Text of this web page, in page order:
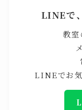
LINEで
教室
LINEでお気